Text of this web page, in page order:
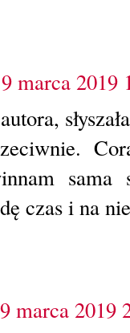
9 marca 2019
sama
czas i na
9 marca 2019